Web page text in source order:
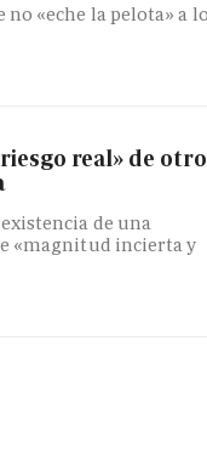
«eche la pelota» a
real» de otro
de una
«magnitud incierta y